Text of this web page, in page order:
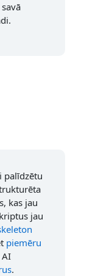
savā
palīdzētu
kas jau
jau
piemēru
AI
.